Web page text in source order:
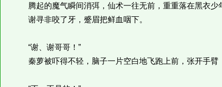
腾起的魔气瞬间消弭，仙术一往无前，重重落在黑衣少
谢寻非咬了牙，蹙眉把鲜血咽下。
“谢、谢哥哥！”
秦萝被吓得不轻，脑子一片空白地飞跑上前，张开手臂